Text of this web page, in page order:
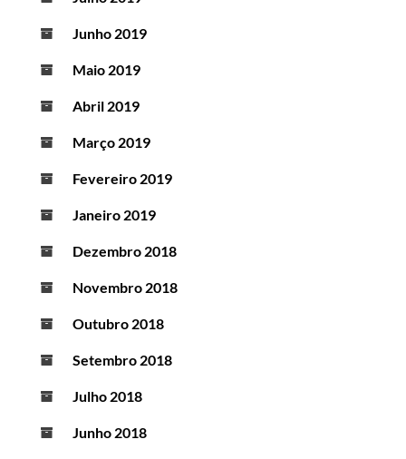
Junho 2019
Maio 2019
Abril 2019
Março 2019
Fevereiro 2019
Janeiro 2019
Dezembro 2018
Novembro 2018
Outubro 2018
Setembro 2018
Julho 2018
Junho 2018